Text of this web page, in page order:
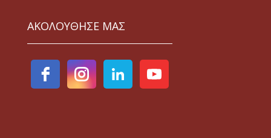
ΑΚΟΛΟΥΘΗΣΕ ΜΑΣ